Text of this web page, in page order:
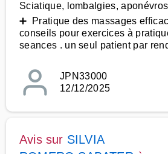
Sciatique, lombalgies,
➕ Pratique des massages
conseils pour exercices à
seances . un seul patient par
JPN33000
12/12/2025
Avis sur SILVIA